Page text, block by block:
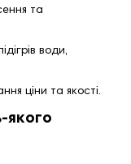
та
води,
ціни та якості.
якого